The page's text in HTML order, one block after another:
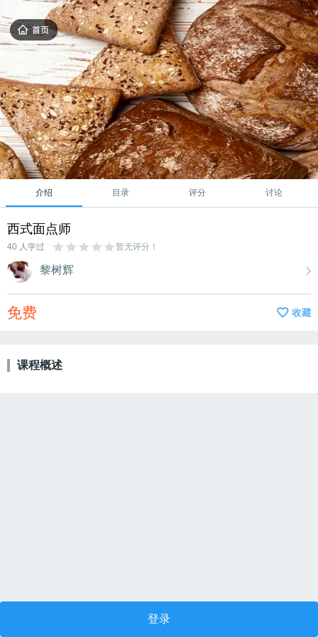
介绍 目录 评分 讨论
西式面点师
40 人学过 暂无评分！
黎树辉
免费
课程概述
登录